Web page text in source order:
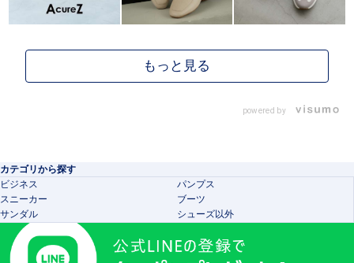
powered by
カテゴリから探す
ビジネス
パンプス
スニーカー
ブーツ
サンダル
シューズ以外